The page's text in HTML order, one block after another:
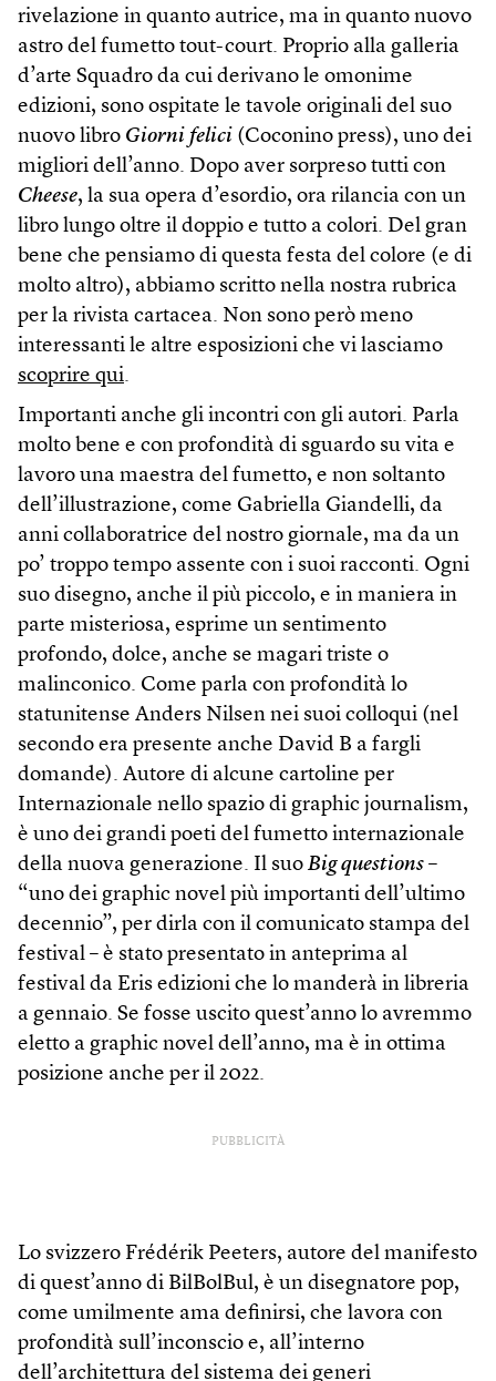
rivelazione in quanto autrice, ma in quanto nuovo
astro del fumetto tout-court. Proprio alla galleria
d’arte Squadro da cui derivano le omonime
edizioni, sono ospitate le tavole originali del suo
nuovo libro Giorni felici (Coconino press), uno dei
migliori dell’anno. Dopo aver sorpreso tutti con
Cheese, la sua opera d’esordio, ora rilancia con un
libro lungo oltre il doppio e tutto a colori. Del gran
bene che pensiamo di questa festa del colore (e di
molto altro), abbiamo scritto nella nostra rubrica
per la rivista cartacea. Non sono però meno
interessanti le altre esposizioni che vi lasciamo
scoprire qui.
Importanti anche gli incontri con gli autori. Parla
molto bene e con profondità di sguardo su vita e
lavoro una maestra del fumetto, e non soltanto
dell’illustrazione, come Gabriella Giandelli, da
anni collaboratrice del nostro giornale, ma da un
po’ troppo tempo assente con i suoi racconti. Ogni
suo disegno, anche il più piccolo, e in maniera in
parte misteriosa, esprime un sentimento
profondo, dolce, anche se magari triste o
malinconico. Come parla con profondità lo
statunitense Anders Nilsen nei suoi colloqui (nel
secondo era presente anche David B a fargli
domande). Autore di alcune cartoline per
Internazionale nello spazio di graphic journalism,
è uno dei grandi poeti del fumetto internazionale
della nuova generazione. Il suo Big questions –
“uno dei graphic novel più importanti dell’ultimo
decennio”, per dirla con il comunicato stampa del
festival – è stato presentato in anteprima al
festival da Eris edizioni che lo manderà in libreria
a gennaio. Se fosse uscito quest’anno lo avremmo
eletto a graphic novel dell’anno, ma è in ottima
posizione anche per il 2022.
PUBBLICITÀ
Lo svizzero Frédérik Peeters, autore del manifesto
di quest’anno di BilBolBul, è un disegnatore pop,
come umilmente ama definirsi, che lavora con
profondità sull’inconscio e, all’interno
dell’architettura del sistema dei generi